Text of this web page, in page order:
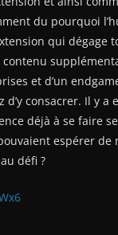
du pourquoi
qui dégage
contenu
et d’un
consacrer. Il y a
déjà à se faire
espérer de
défi ?